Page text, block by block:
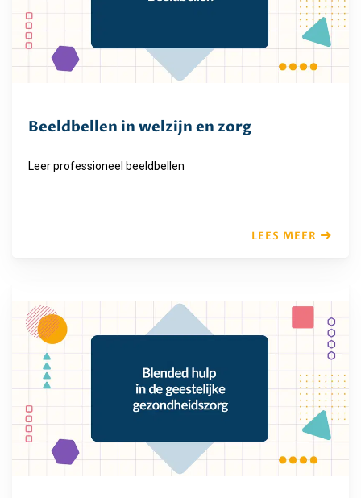
Beeldbellen in welzijn en zorg
Leer professioneel beeldbellen
LEES MEER